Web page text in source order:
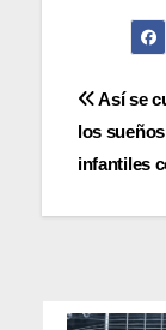
de
Así se
los sueños
infantiles